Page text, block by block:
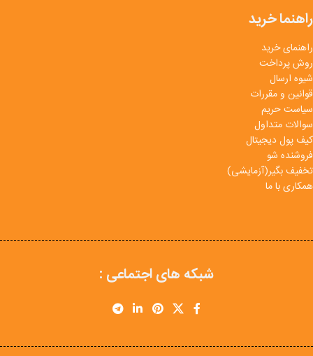
راهنما خرید
راهنمای خرید
روش پرداخت
شیوه ارسال
قوانین و مقررات
سیاست حریم
سوالات متداول
کیف پول دیجیتال
فروشنده شو
تخفیف بگیر(آزمایشی)
همکاری با ما
شبکه های اجتماعی :